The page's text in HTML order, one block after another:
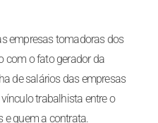
empresas tomadoras dos
com o fato gerador da
de salários das empresas
trabalhista entre o
e quem a contrata.